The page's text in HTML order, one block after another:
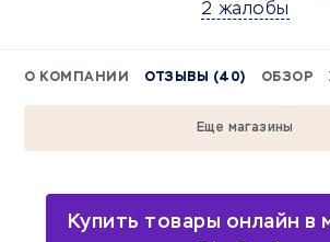
2 жалобы
О КОМПАНИИ ОТЗЫВЫ (40) ОБЗОР
Еще магазины
Купить товары онлайн в